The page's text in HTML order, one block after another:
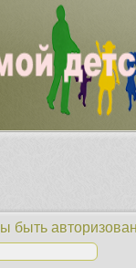
быть